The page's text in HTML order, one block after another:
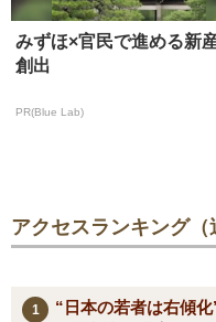
みずほ×官民で進める新
創出
PR(Blue Lab)
アクセスランキング（
“日本の若者は右傾